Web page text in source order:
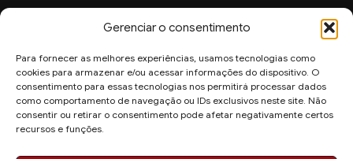
Gerenciar o consentimento
Para fornecer as melhores experiências, usamos tecnologias como
cookies para armazenar e/ou acessar informações do dispositivo. O
consentimento para essas tecnologias nos permitirá processar dados
como comportamento de navegação ou IDs exclusivos neste site. Não
consentir ou retirar o consentimento pode afetar negativamente certos
recursos e funções.
FALE CONOSCO
Sugestões de Pauta:
ronaldo.valentim150@gmail.com